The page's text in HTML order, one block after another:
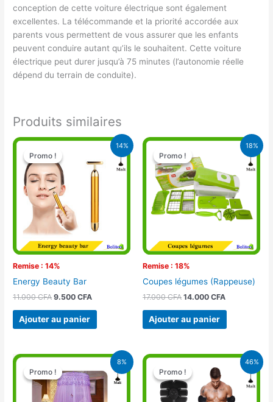
conception de cette voiture électrique sont également
excellentes. La télécommande et la priorité accordée aux
parents vous permettent de vous assurer que les enfants
peuvent conduire autant qu’ils le souhaitent. Cette voiture
électrique peut durer jusqu’à 75 minutes (l’autonomie réelle
dépend du terrain de conduite).
Produits similaires
14%
Promo !
Remise : 14%
Promo !
Energy Beauty Bar
11.000CFA
Le
prix
initial
était :
11.000 CFA.
9.500CFA
Le
actuel
est :
Ajouter au panier
18%
Promo !
Remise : 18%
Promo !
Coupes légumes (Rappeuse)
17.000CFA
Le
prix
initial
était :
17.000 CFA.
14.000 CFA
Le
14.000 CFA.
Ajouter au panier
8%
Promo !
Promo !
Le
prix
initial
était :
16.900 CFA.
Le
prix
actuel
15.500 CFA.
46%
Promo !
Promo !
Le
prix
initial
était :
28.000 CFA.
Le
prix
est :
15.000 CFA.